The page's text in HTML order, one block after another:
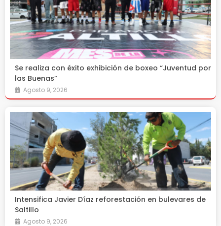
Se realiza con éxito exhibición de boxeo “Juventud por
las Buenas”
Agosto 9, 2026
Intensifica Javier Díaz reforestación en bulevares de
Saltillo
Agosto 9, 2026